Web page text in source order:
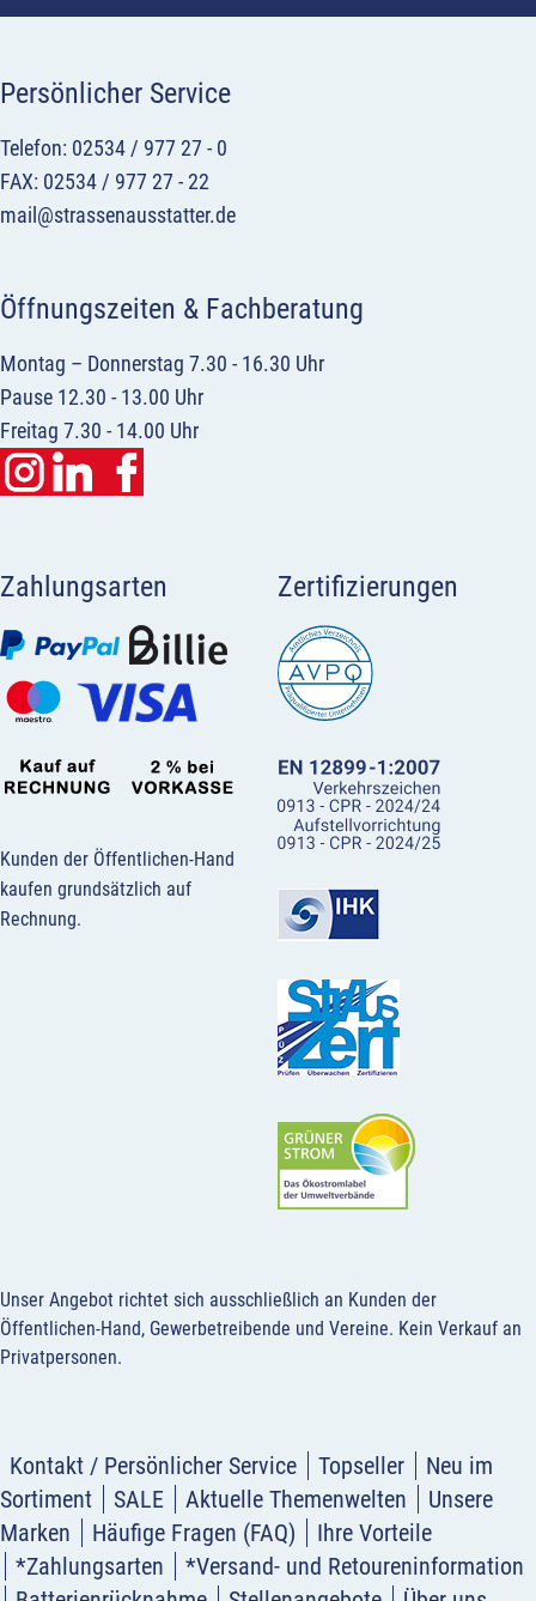
Persönlicher Service
Telefon: 02534 / 977 27 - 0
FAX: 02534 / 977 27 - 22
mail@strassenausstatter.de
Öffnungszeiten & Fachberatung
Montag – Donnerstag 7.30 - 16.30 Uhr
Pause 12.30 - 13.00 Uhr
Freitag 7.30 - 14.00 Uhr
Zahlungsarten
Kunden der Öffentlichen-Hand
kaufen grundsätzlich auf
Rechnung.
Zertifizierungen
Unser Angebot richtet sich ausschließlich an Kunden der
Öffentlichen-Hand, Gewerbetreibende und Vereine. Kein Verkauf an
Privatpersonen.
Kontakt / Persönlicher Service Topseller
Neu im
Sortiment
SALE Aktuelle Themenwelten
Unsere
Marken
Häufige Fragen (FAQ)
Ihre Vorteile
*Zahlungsarten
*Versand- und Retoureninformation